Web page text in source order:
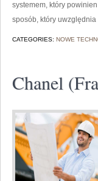
systemem, który
sposób, który uwzględnia
CATEGORIES: NOWE
Chanel